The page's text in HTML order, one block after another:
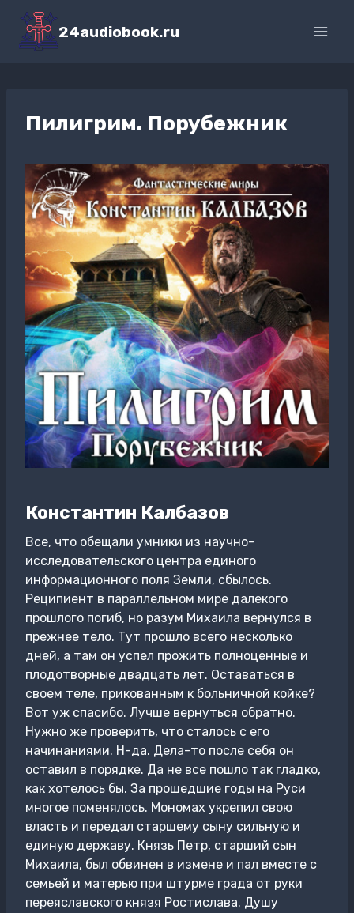
Перейти
содержимому
24audiobook.ru
Пилигрим. Порубежник
Константин Калбазов
Все, что обещали умники из научно-
исследовательского центра единого
информационного поля Земли, сбылось.
Реципиент в параллельном мире далекого
прошлого погиб, но разум Михаила вернулся в
прежнее тело. Тут прошло всего несколько
дней, а там он успел прожить полноценные и
плодотворные двадцать лет. Оставаться в
своем теле, прикованным к больничной койке?
Вот уж спасибо. Лучше вернуться обратно.
Нужно же проверить, что сталось с его
начинаниями. Н-да. Дела-то после себя он
оставил в порядке. Да не все пошло так гладко,
как хотелось бы. За прошедшие годы на Руси
многое поменялось. Мономах укрепил свою
власть и передал старшему сыну сильную и
единую державу. Князь Петр, старший сын
Михаила, был обвинен в измене и пал вместе с
семьей и матерью при штурме града от руки
переяславского князя Ростислава. Душу